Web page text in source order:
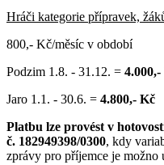
Hráči kategorie přípravek,
800,- Kč/měsíc v období
Podzim 1.8. - 31.12. = 4
Jaro 1.1. - 30.6. = 4.800,- Kč
Platbu lze provést v
č. 182949398/0300, kdy
zprávy pro příjemce je možno